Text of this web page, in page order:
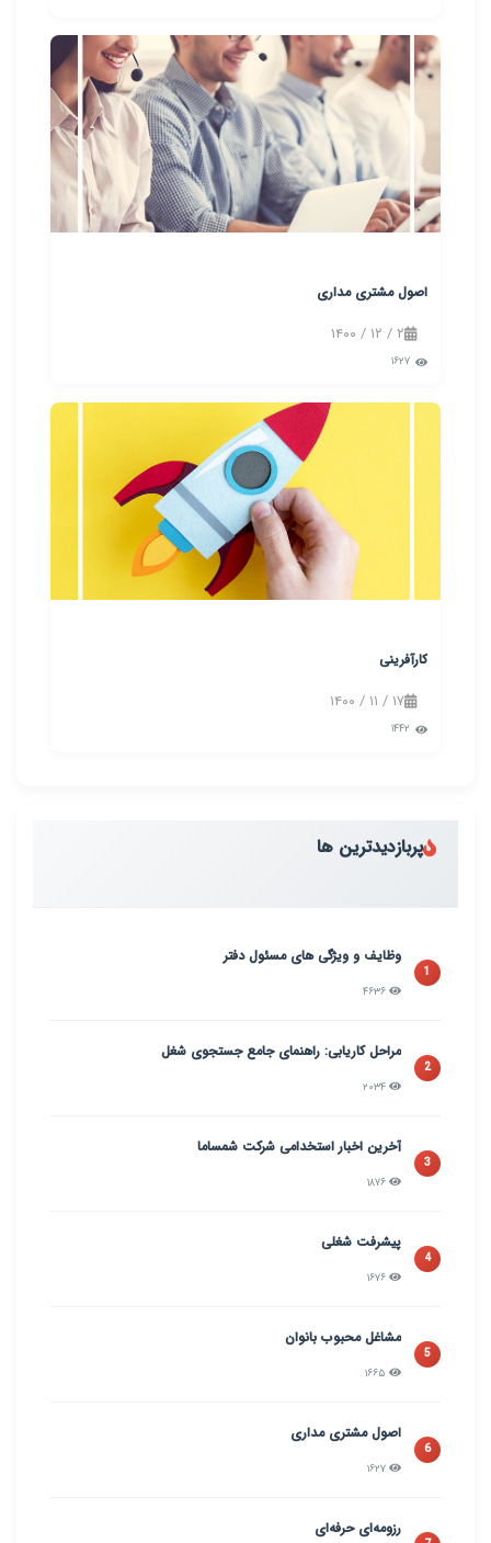
اصول مشتری مداری
۲ / ۱۲ / ۱۴۰۰
۱۶۲۷
کارآفرینی
۱۷ / ۱۱ / ۱۴۰۰
۱۴۴۲
پربازدیدترین ها
1
وظایف و ویژگی های مسئول دفتر
2
مراحل کاریابی: راهنمای جامع جستجوی شغل
3
آخرین اخبار استخدامی شرکت شمساما
4
پیشرفت شغلی
5
مشاغل محبوب بانوان
6
اصول مشتری مداری
رزومه‌ای حرفه‌ای